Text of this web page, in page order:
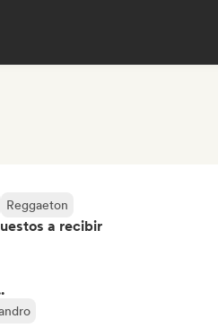
Reggaeton
a recibir